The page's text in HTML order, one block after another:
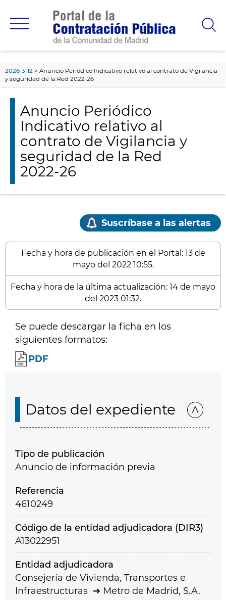
principal
2026-3-12
Anuncio Periódico Indicativo relativo al contrato de Vigilancia
y seguridad de la Red 2022-26
Anuncio Periódico
Indicativo relativo al
contrato de Vigilancia y
seguridad de la Red
2022-26
Suscríbase a las alertas
Fecha y hora de publicación en el Portal: 13 de
mayo del 2022 10:55.
Fecha y hora de la última actualización: 14 de mayo
del 2023 01:32.
Se puede descargar la ficha en los
siguientes formatos:
PDF
Datos del expediente
Tipo de publicación
Anuncio de información previa
Referencia
4610249
Código de la entidad adjudicadora (DIR3)
A13022951
Entidad adjudicadora
Consejería de Vivienda, Transportes e
Infraestructuras
Metro de Madrid, S.A.